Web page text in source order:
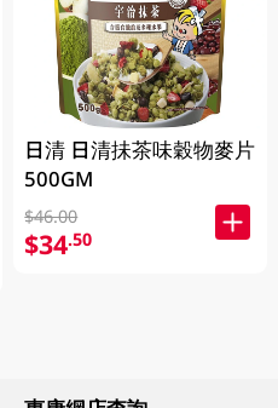
日清 日清抺茶味穀物麥片
500GM
$46.00
$34.50